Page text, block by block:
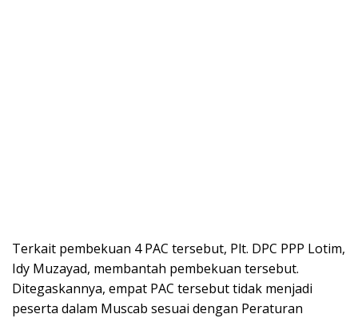
Terkait pembekuan 4 PAC tersebut, Plt. DPC PPP Lotim,
Idy Muzayad, membantah pembekuan tersebut.
Ditegaskannya, empat PAC tersebut tidak menjadi
peserta dalam Muscab sesuai dengan Peraturan